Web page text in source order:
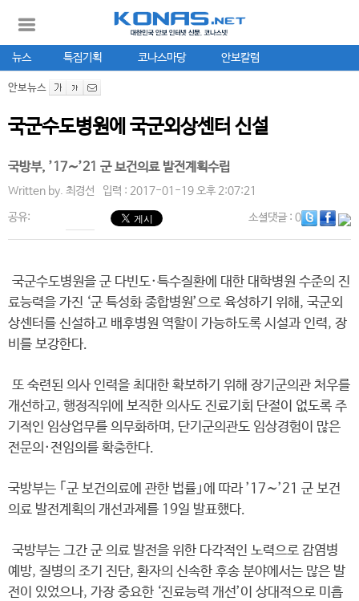
뉴스 특집기획 코나스마당 안보칼럼
안보뉴스
국군수도병원에 국군외상센터 신설
국방부, ’17∼’21 군 보건의료 발전계획수립
Written by. 최경선 입력 : 2017-01-19 오후 2:07:21
공유: 소셜댓글: 0
국군수도병원을 군 다빈도·특수질환에 대한 대학병원 수준의 진
료능력을 가진 ‘군 특성화 종합병원’으로 육성하기 위해, 국군외
상센터를 신설하고 배후병원 역할이 가능하도록 시설과 인력, 장
비를 보강한다.
또 숙련된 의사 인력을 최대한 확보하기 위해 장기군의관 처우를
개선하고, 행정직위에 보직한 의사도 진료기회 단절이 없도록 주
기적인 임상업무를 의무화하며, 단기군의관도 임상경험이 많은
전문의·전임의를 확충한다.
국방부는 ｢군 보건의료에 관한 법률｣에 따라 ’17∼’21 군 보건
의료 발전계획의 개선과제를 19일 발표했다.
국방부는 그간 군 의료 발전을 위한 다각적인 노력으로 감염병
예방, 질병의 조기 진단, 환자의 신속한 후송 분야에서는 많은 발
전이 있었으나, 가장 중요한 ‘진료능력 개선’이 상대적으로 미흡